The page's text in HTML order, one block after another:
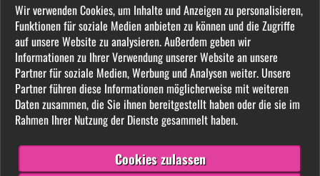
Wir verwenden Cookies, um Inhalte und Anzeigen zu personalisieren,
Funktionen für soziale Medien anbieten zu können und die Zugriffe
auf unsere Website zu analysieren. Außerdem geben wir
Informationen zu Ihrer Verwendung unserer Website an unsere
Partner für soziale Medien, Werbung und Analysen weiter. Unsere
Partner führen diese Informationen möglicherweise mit weiteren
Daten zusammen, die Sie ihnen bereitgestellt haben oder die sie im
Rahmen Ihrer Nutzung der Dienste gesammelt haben.
Cookies zulassen
FETISCH ist in unserer Community willkommen
und auch Du wirst hier Deine Herrin finden, die
Dich Schritt für Schritt in das Sklavenleben deiner
Träume führt. Lebe deine dunkelsten Fantasien
LIVE vor der Cam aus. Finde unter tausenden
privaten SM- und Fetischvideos deine dominante
Lady und genieße die Leidenschaft, die Leiden
schafft!